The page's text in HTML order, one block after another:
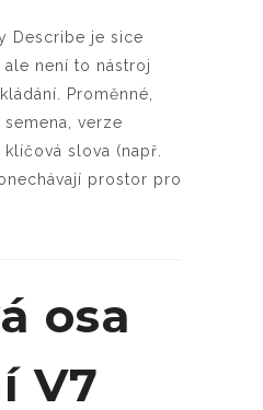
Describe je sice
není to nástroj
Proměnné,
verze
slova (např.
prostor pro
osa
V7